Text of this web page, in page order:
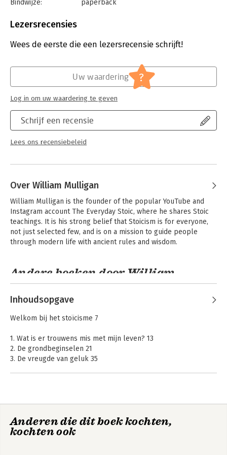
Bindwijze:
paperback
Uitgever:
Verschijningsdatum:
22-5-2024
Persoonlijke effectiviteit
Lezersrecensies
Wees de eerste die een lezersrecensie schrijft!
Schrijf een recensie
Lees ons recensiebeleid
Uw waardering ?
Log in om uw waardering te geven
Over William Mulligan
William Mulligan is the founder of the popular YouTube and
Instagram account The Everyday Stoic, where he shares Stoic
teachings. It is his strong belief that Stoicism is for everyone,
not just selected few, and is on a mission to guide people
through modern life with ancient rules and wisdom.
Andere boeken door William
Mulligan
stoïcijnse mindset
Inhoudsopgave
Welkom bij het stoïcisme 7
1. Wat is er trouwens mis met mijn leven? 13
2. De grondbeginselen 21
3. De vreugde van geluk 35
9. Je kent dat stemmetje in je hoofd 131
10. De waarheid over je prachtige spullen 143
Anderen die dit boek kochten,
kochten ook